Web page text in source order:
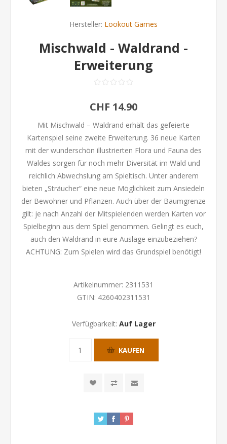
Hersteller: Lookout Games
Mischwald - Waldrand -
Erweiterung
CHF 14.90
Mit Mischwald – Waldrand erhält das gefeierte
Kartenspiel seine zweite Erweiterung. 36 neue Karten
mit der wunderschön illustrierten Flora und Fauna des
Waldes sorgen für noch mehr Diversität im Wald und
reichlich Abwechslung am Spieltisch. Unter anderem
bieten „Sträucher“ eine neue Möglichkeit zum Ansiedeln
der Bewohner und Pflanzen. Auch über der Baumgrenze
gilt: je nach Anzahl der Mitspielenden werden Karten vor
Spielbeginn aus dem Spiel genommen. Gelingt es euch,
auch den Waldrand in eure Auslage einzubeziehen?
ACHTUNG: Zum Spielen wird das Grundspiel benötigt!
Artikelnummer: 2311531
GTIN: 4260402311531
Verfügbarkeit: Auf Lager
KAUFEN